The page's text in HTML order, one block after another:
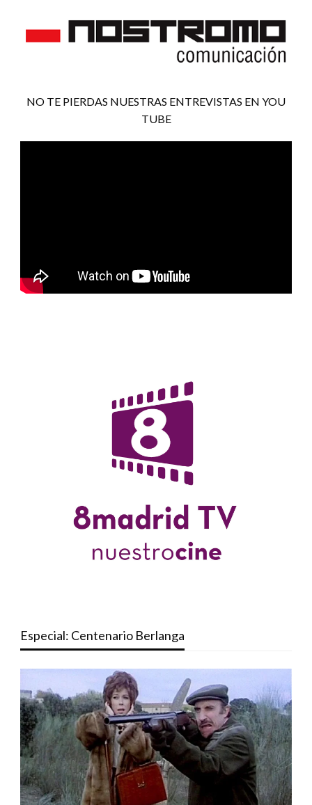
NO TE PIERDAS NUESTRAS ENTREVISTAS EN YOU
TUBE
Especial: Centenario Berlanga